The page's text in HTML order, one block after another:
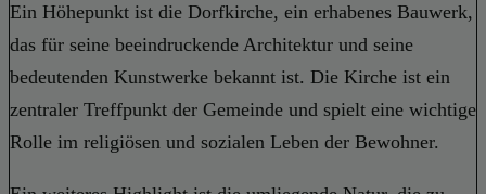
Ein Höhepunkt ist die Dorfkirche, ein erhabenes Bauwerk,
das für seine beeindruckende Architektur und seine
bedeutenden Kunstwerke bekannt ist. Die Kirche ist ein
zentraler Treffpunkt der Gemeinde und spielt eine wichtige
Rolle im religiösen und sozialen Leben der Bewohner.